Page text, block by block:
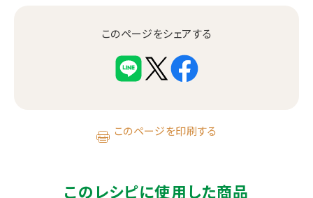
このページをシェアする
このページを印刷する
このレシピに使用した商品